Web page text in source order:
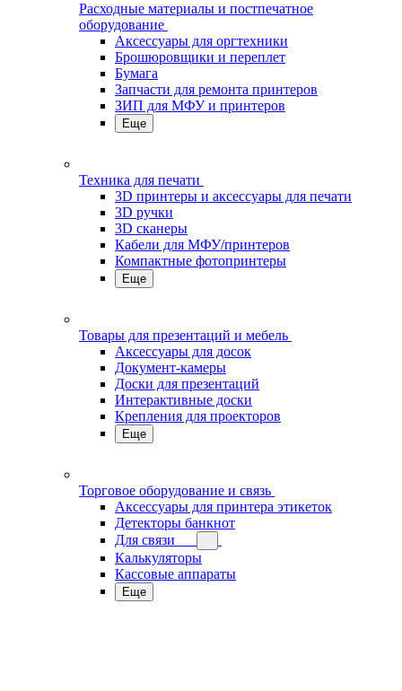
Расходные материалы и постпечатное
оборудование
Аксессуары для оргтехники
Брошюровщики и переплет
Бумага
Запчасти для ремонта принтеров
ЗИП для МФУ и принтеров
Еще
Техника для печати
3D принтеры и аксессуары для печати
3D ручки
3D сканеры
Кабели для МФУ/принтеров
Компактные фотопринтеры
Еще
Товары для презентаций и мебель
Аксессуары для досок
Документ-камеры
Доски для презентаций
Интерактивные доски
Крепления для проекторов
Еще
Торговое оборудование и связь
Аксессуары для принтера этикеток
Детекторы банкнот
Для связи
Калькуляторы
Кассовые аппараты
Еще